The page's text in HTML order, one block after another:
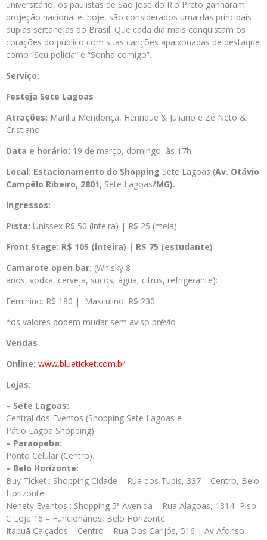
universitário, os paulistas de São José do Rio Preto ganharam
projeção nacional e, hoje, são considerados uma das principais
duplas sertanejas do Brasil. Que cada dia mais conquistam os
corações do público com suas canções apaixonadas de destaque
como “Seu polícia” e “Sonha comigo”.
Serviço:
Festeja Sete Lagoas
Atrações: Marília Mendonça, Henrique & Juliano e Zé Neto &
Cristiano
Data e horário: 19 de março, domingo, às 17h
Local: Estacionamento do Shopping Sete Lagoas (Av. Otávio
Campêlo Ribeiro, 2801, Sete Lagoas/MG).
Ingressos:
Pista: Unissex R$ 50 (inteira) | R$ 25 (meia)
Front Stage: R$ 105 (inteira) | R$ 75 (estudante)
Camarote open bar: (Whisky 8
anos, vodka, cerveja, sucos, água, citrus, refrigerante):
Feminino: R$ 180 | Masculino: R$ 230
*os valores podem mudar sem aviso prévio
Vendas
Online: www.blueticket.com.br
Lojas:
– Sete Lagoas:
Central dos Eventos (Shopping Sete Lagoas e
Pátio Lagoa Shopping).
– Paraopeba:
Ponto Celular (Centro).
– Belo Horizonte:
Buy Ticket : Shopping Cidade – Rua dos Tupis, 337 – Centro, Belo
Horizonte
Nenety Eventos : Shopping 5ª Avenida – Rua Alagoas, 1314 -Piso
C Loja 16 – Funcionários, Belo Horizonte
Itapuã Calçados – Centro – Rua Dos Carijós, 516 | Av Afonso